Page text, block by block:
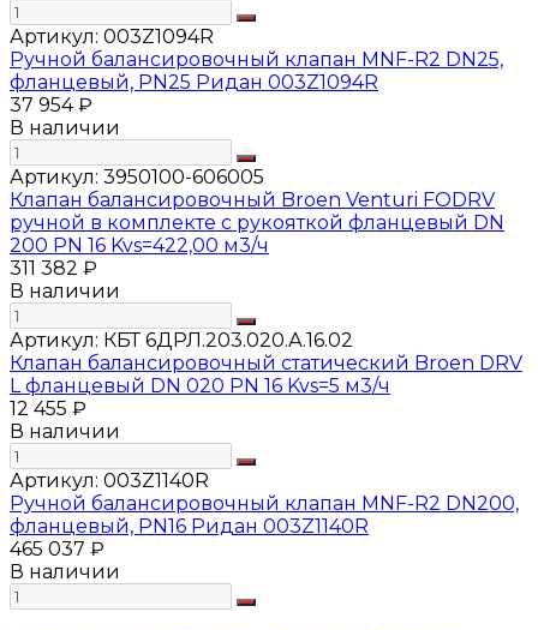
Артикул: 003Z1094R
Ручной балансировочный клапан MNF-R2 DN25,
фланцевый, PN25 Ридан 003Z1094R
37 954 ₽
В наличии
Артикул: 3950100-606005
Клапан балансировочный Broen Venturi FODRV
ручной в комплекте с рукояткой фланцевый DN
200 PN 16 Kvs=422,00 м3/ч
311 382 ₽
В наличии
Артикул: КБТ 6ДРЛ.203.020.А.16.02
Клапан балансировочный статический Broen DRV
L фланцевый DN 020 PN 16 Kvs=5 м3/ч
12 455 ₽
В наличии
Артикул: 003Z1140R
Ручной балансировочный клапан MNF-R2 DN200,
фланцевый, PN16 Ридан 003Z1140R
465 037 ₽
В наличии